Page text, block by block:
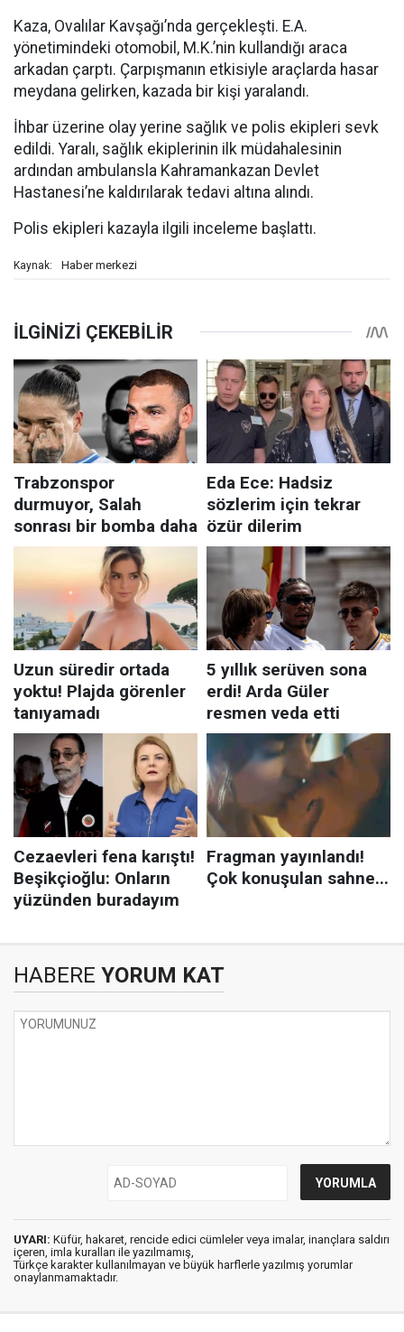
Kaza, Ovalılar Kavşağı’nda gerçekleşti. E.A.
yönetimindeki otomobil, M.K.’nin kullandığı araca
arkadan çarptı. Çarpışmanın etkisiyle araçlarda hasar
meydana gelirken, kazada bir kişi yaralandı.
İhbar üzerine olay yerine sağlık ve polis ekipleri sevk
edildi. Yaralı, sağlık ekiplerinin ilk müdahalesinin
ardından ambulansla Kahramankazan Devlet
Hastanesi’ne kaldırılarak tedavi altına alındı.
Polis ekipleri kazayla ilgili inceleme başlattı.
Kaynak: Haber merkezi
HABERE YORUM KAT
UYARI: Küfür, hakaret, rencide edici cümleler veya imalar, inançlara saldırı
içeren, imla kuralları ile yazılmamış,
Türkçe karakter kullanılmayan ve büyük harflerle yazılmış yorumlar
onaylanmamaktadır.